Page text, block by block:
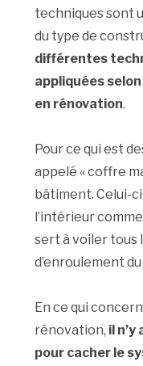
techniques sont
du type de
différentes
appliquées
en rénovation.
Pour ce qui est
appelé « coffre
bâtiment. Celui-
l’intérieur
sert à voiler tous
d’enroulement
En ce qui
rénovation, il
pour cacher le